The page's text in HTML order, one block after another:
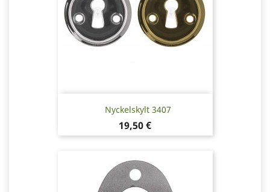
Nyckelskylt 3407
Pris
19,50 €